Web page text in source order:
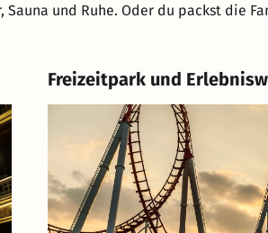
und Ruhe. Oder du packst die
Freizeitpark und